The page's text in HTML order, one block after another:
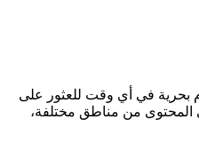
بحرية في أي وقت للعثور على
المحتوى من مناطق مختلفة،